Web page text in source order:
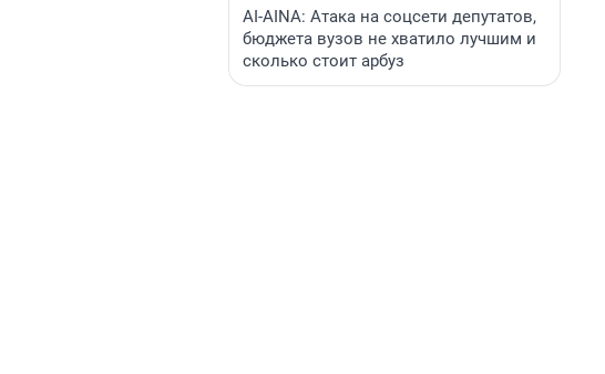
AI-AINA: Атака на соцсети депутатов,
бюджета вузов не хватило лучшим и
сколько стоит арбуз